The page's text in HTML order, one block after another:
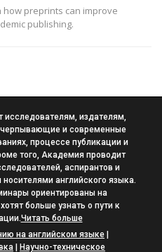
preprints can improve
publishing.
исследователям, издателям,
и современные
процессе публикации и
того, Академия проводит
аспирантов и
английского языка.
ориентированы на
больше узнать о пути к
Читать больше
на английском языке
Научно-техническое